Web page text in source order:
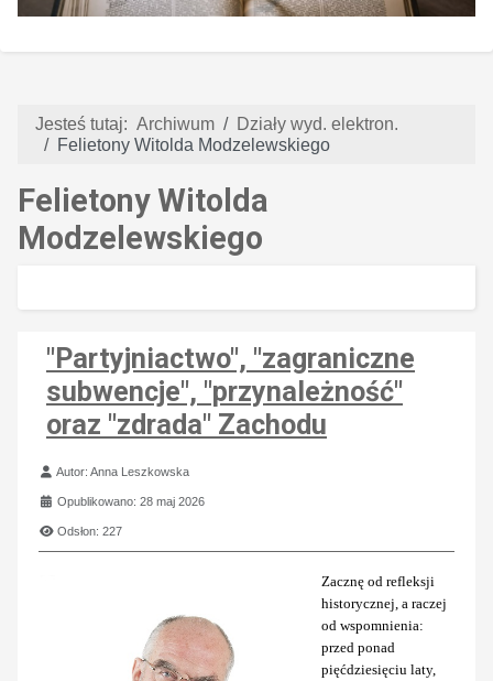
Jesteś tutaj: Archiwum
Działy wyd. elektron.
Felietony Witolda Modzelewskiego
Felietony Witolda
Modzelewskiego
"Partyjniactwo", "zagraniczne
subwencje", "przynależność"
oraz "zdrada" Zachodu
Szczegóły
Autor:Anna Leszkowska
Opublikowano: 28 maj 2026
Odsłon: 227
Zacznę od refleksji
historycznej, a raczej
od wspomnienia:
przed ponad
pięćdziesięciu laty,